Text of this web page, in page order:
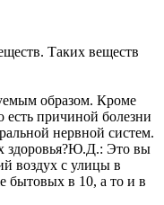
Таких веществ
образом. Кроме
причиной болезни
нервной систем.
здоровья?Ю.Д.: Это вы
воздух с улицы в
бытовых в 10, а то и в